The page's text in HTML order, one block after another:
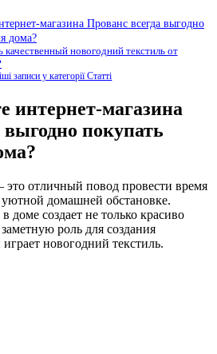
магазина Прованс всегда выгодно
дома?
качественный новогодний текстиль от
записи у категорії Статті
интернет-магазина
покупать
это отличный повод провести время
домашней обстановке.
создает не только красиво
роль для создания
новогодний текстиль.